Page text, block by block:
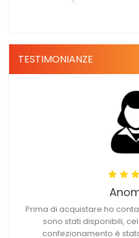
TESTIMONIANZE
Prima di acquistare ho
sono stati disponibili,
confezionamento è